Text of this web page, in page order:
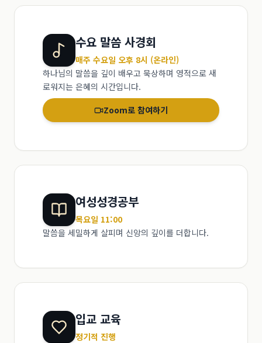
수요 말씀 사경회
매주 수요일 오후 8시 (온라인)
하나님의 말씀을 깊이 배우고 묵상하며 영적으로 새
로워지는 은혜의 시간입니다.
Zoom로 참여하기
여성성경공부
목요일 11:00
말씀을 세밀하게 살피며 신앙의 깊이를 더합니다.
입교 교육
정기적 진행